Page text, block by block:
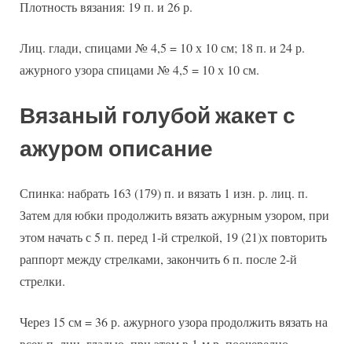
Плотность вязания: 19 п. и 26 р.
Лиц. глади, спицами № 4,5 = 10 х 10 см; 18 п. и 24 р.
ажурного узора спицами № 4,5 = 10 х 10 см.
Вязаный голубой жакет с
ажуром описание
Спинка: набрать 163 (179) п. и вязать 1 изн. р. лиц. п.
Затем для юбки продолжить вязать ажурным узором, при
этом начать с 5 п. перед 1-й стрелкой, 19 (21)х повторить
раппорт между стрелками, закончить 6 п. после 2-й
стрелки.
Через 15 см = 36 р. ажурного узора продолжить вязать на